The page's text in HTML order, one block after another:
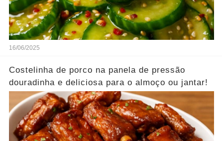
16/06/2025
Costelinha de porco na panela de pressão
douradinha e deliciosa para o almoço ou jantar!